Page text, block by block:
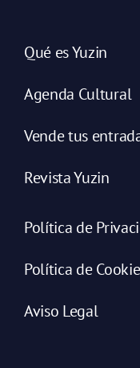
Qué es Yuzin
Agenda Cultural
Vende tus
Revista Yuzin
Política de
Política de
Aviso Legal